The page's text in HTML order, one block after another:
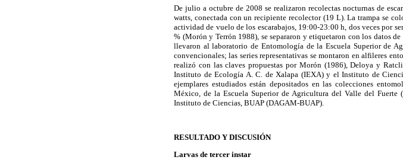
De julio a octubre de 2008 se realizaron recolectas nocturnas de
watts, conectada con un recipiente recolector (19 L). La trampa se
actividad de vuelo de los escarabajos, 19:00-23:00 h, dos veces por
% (Morón y Terrón 1988), se separaron y etiquetaron con los datos
llevaron al laboratorio de Entomología de la Escuela Superior de
convencionales; las series representativas se montaron en alfileres
realizó con las claves propuestas por Morón (1986), Deloya y
Instituto de Ecología A. C. de Xalapa (IEXA) y el Instituto de
ejemplares estudiados están depositados en las colecciones
México, de la Escuela Superior de Agricultura del Valle del
Instituto de Ciencias, BUAP (DAGAM-BUAP).
RESULTADO Y DISCUSIÓN
Larvas de tercer instar